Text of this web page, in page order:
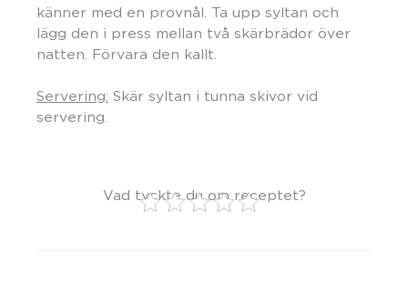
känner med en provnål. Ta upp syltan och
lägg den i press mellan två skärbrädor över
natten. Förvara den kallt.
Servering: Skär syltan i tunna skivor vid
servering.
Vad tyckte du om receptet?